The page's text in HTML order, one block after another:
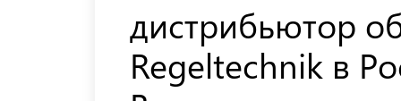
дистрибьютор
Regeltechnik в